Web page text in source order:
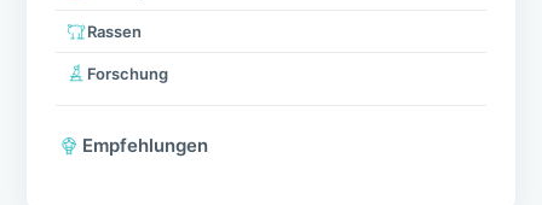
Rassen
Forschung
Empfehlungen